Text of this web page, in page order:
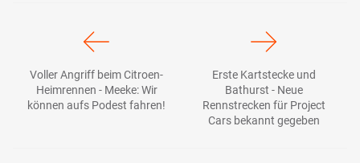
Voller Angriff beim Citroen-
Heimrennen - Meeke: Wir
können aufs Podest fahren!
Erste Kartstecke und
Bathurst - Neue
Rennstrecken für Project
Cars bekannt gegeben